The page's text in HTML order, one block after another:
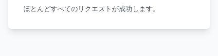
ほとんどすべてのリクエストが成功します。